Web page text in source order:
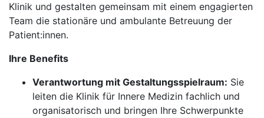
Klinik und gestalten gemeinsam mit einem engagierten
Team die stationäre und ambulante Betreuung der
Patient:innen.
Ihre Benefits
Verantwortung mit Gestaltungsspielraum: Sie
leiten die Klinik für Innere Medizin fachlich und
organisatorisch und bringen Ihre Schwerpunkte